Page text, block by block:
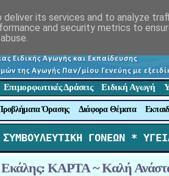
Επιμορφωτικές Δράσεις Ειδική Αγωγή
Όρασης Διάφορα Θέματα
ΓΟΝΕΩΝ *
Εκάλης: ΚΑΡΤΑ ~ Καλή
its services and to analyze
and security metrics to